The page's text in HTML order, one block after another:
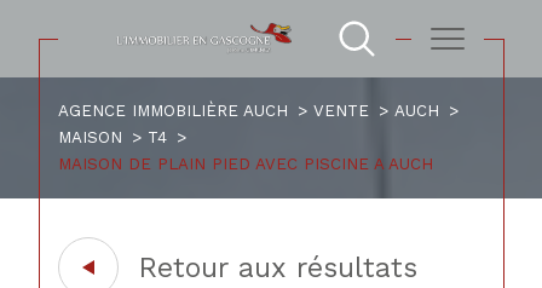
AGENCE IMMOBILIÈRE AUCH VENTE
AUCH
MAISON
T4
MAISON DE PLAIN PIED AVEC PISCINE A AUCH
Retour aux résultats